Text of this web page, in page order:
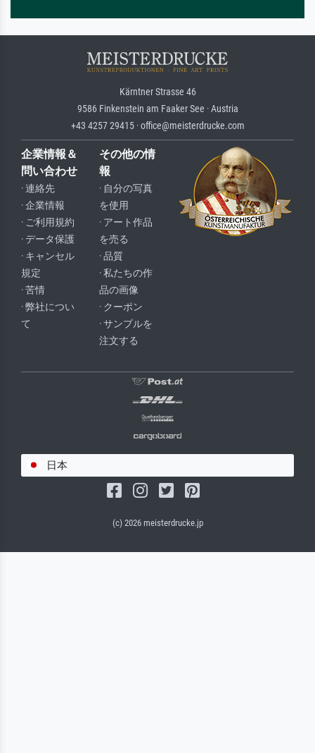
Kärntner Strasse 46
9586 Finkenstein am Faaker See · Austria
+43 4257 29415 · office@meisterdrucke.com
企業情報＆
問い合わせ
· 連絡先
· 企業情報
· ご利用規約
· データ保護
· キャンセル
規定
· 苦情
· 弊社につい
て
その他の情
報
· 自分の写真
を使用
· アート作品
を売る
· 品質
· 私たちの作
品の画像
· クーポン
· サンプルを
注文する
日本
(c) 2026 meisterdrucke.jp